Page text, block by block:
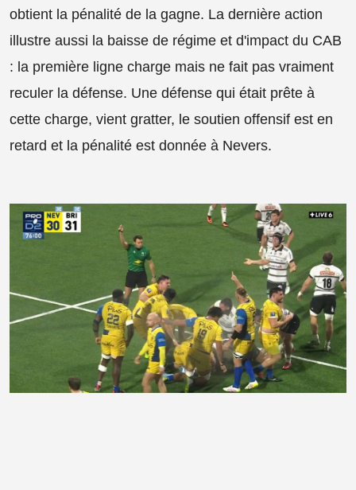
obtient la pénalité de la gagne. La dernière action
illustre aussi la baisse de régime et d'impact du CAB
: la première ligne charge mais ne fait pas vraiment
reculer la défense. Une défense qui était prête à
cette charge, vient gratter, le soutien offensif est en
retard et la pénalité est donnée à Nevers.